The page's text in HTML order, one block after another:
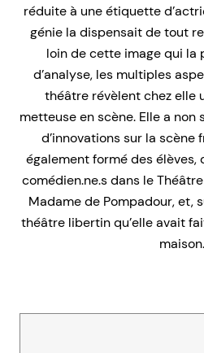
réduite à une étiquette
génie la dispensait de tout
loin de cette image qui la
d’analyse, les multiples
théâtre révèlent chez elle
metteuse en scène. Elle a non
d’innovations sur la scène
également formé des élèves,
comédien.ne.s dans le
Madame de Pompadour, et,
théâtre libertin qu’elle avait
maison.